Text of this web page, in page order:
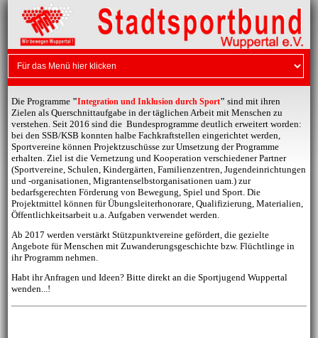
Die Programme "Integration und Inklusion durch Sport" sind mit ihren
Zielen als Querschnittaufgabe in der täglichen Arbeit mit Menschen zu
verstehen. Seit 2016 sind die Bundesprogramme deutlich erweitert worden:
bei den SSB/KSB konnten halbe Fachkraftstellen eingerichtet werden,
Sportvereine können Projektzuschüsse zur Umsetzung der Programme
erhalten. Ziel ist die Vernetzung und Kooperation verschiedener Partner
(Sportvereine, Schulen, Kindergärten, Familienzentren, Jugendeinrichtungen
und -organisationen, Migrantenselbstorganisationen uam.) zur
bedarfsgerechten Förderung von Bewegung, Spiel und Sport. Die
Projektmittel können für Übungsleiterhonorare, Qualifizierung, Materialien,
Öffentlichkeitsarbeit u.a. Aufgaben verwendet werden.
Ab 2017 werden verstärkt Stützpunktvereine gefördert, die gezielte
Angebote für Menschen mit Zuwanderungsgeschichte bzw. Flüchtlinge in
ihr Programm nehmen.
Habt ihr Anfragen und Ideen? Bitte direkt an die Sportjugend Wuppertal
wenden...!